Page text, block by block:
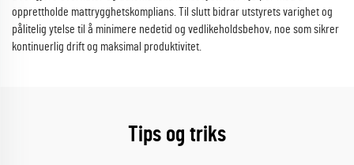
opprettholde mattrygghetskomplians. Til slutt bidrar utstyrets varighet og
pålitelig ytelse til å minimere nedetid og vedlikeholdsbehov, noe som sikrer
kontinuerlig drift og maksimal produktivitet.
Tips og triks